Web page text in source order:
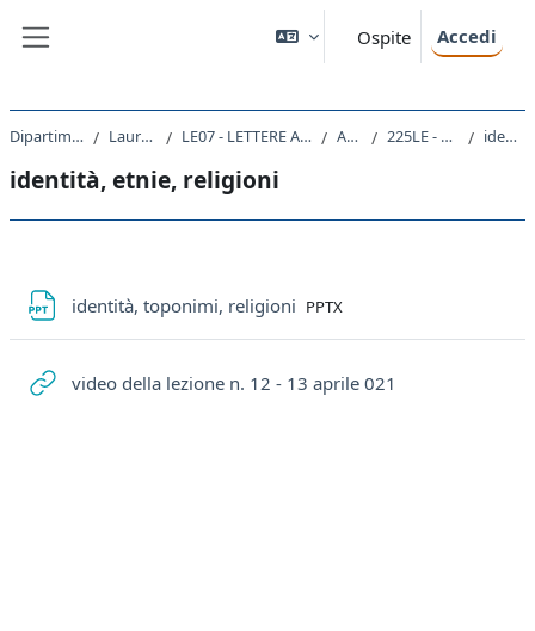
Ospite Accedi
Dipartimento di Studi Umanistici Laurea triennale (DM270) LE07 - LETTERE ANTICHE E MODERNE, ARTI, COMUNICAZIONE A.A. 2020 - 2021 225LE - TERRITORIO E SOCIETA' 2020 identità, etnie, religioni
identità, etnie, religioni
identità, toponimi, religioni File
PPTX
video della lezione n. 12 - 13 aprile 021